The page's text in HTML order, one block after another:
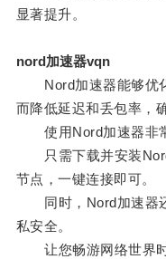
显著提升。
nord加速器vqn
Nord加速器能够优化
而降低延迟和丢包率，
使用Nord加速器非常
只需下载并安装Nord
节点，一键连接即可。
同时，Nord加速器还
私安全。
让您畅游网络世界时